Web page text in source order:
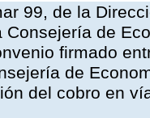
99, de la
Consejería de
firmado
de
del cobro en